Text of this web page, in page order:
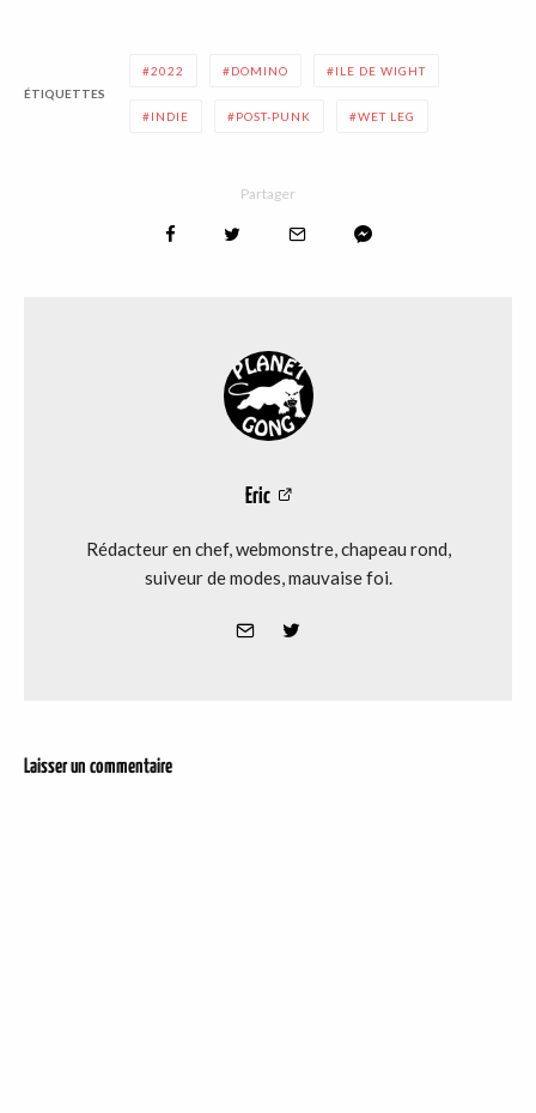
ÉTIQUETTES
2022 DOMINO ILE DE WIGHT
INDIE POST-PUNK WET LEG
Partager
Eric
Rédacteur en chef, webmonstre, chapeau rond,
suiveur de modes, mauvaise foi.
Laisser un commentaire